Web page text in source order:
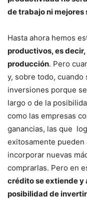
de trabajo ni mejores
Hasta ahora hemos
productivos, es
producción. Pero
y, sobre todo, cuando
inversiones porque
largo o de la
como las empresas
ganancias, las que
exitosamente pueden
incorporar nuevas
comprarlas. Pero en
crédito se extiende y
posibilidad de